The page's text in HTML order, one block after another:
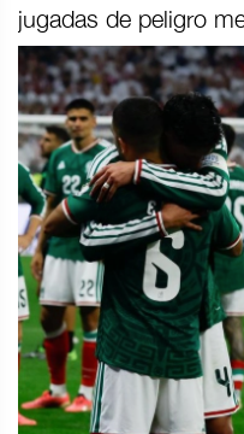
jugadas de peligro